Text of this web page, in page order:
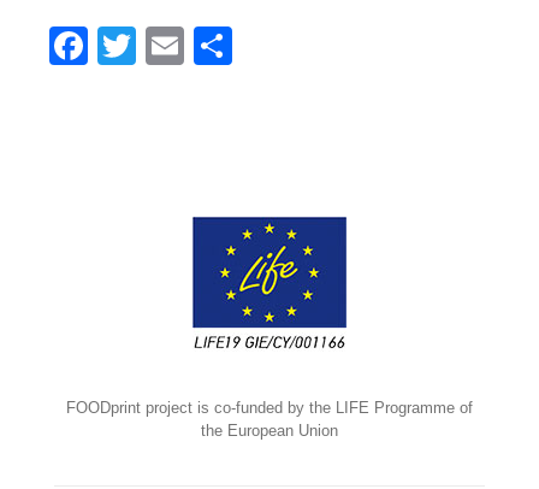
Facebook
TwitterEmail
FOODprint project is co-funded by the LIFE Programme of
the European Union